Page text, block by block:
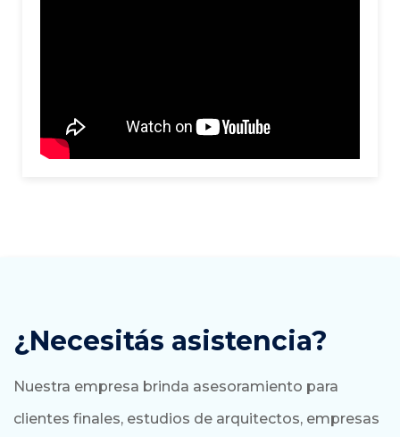
¿Necesitás asistencia?
Nuestra empresa brinda asesoramiento para
clientes finales, estudios de arquitectos, empresas